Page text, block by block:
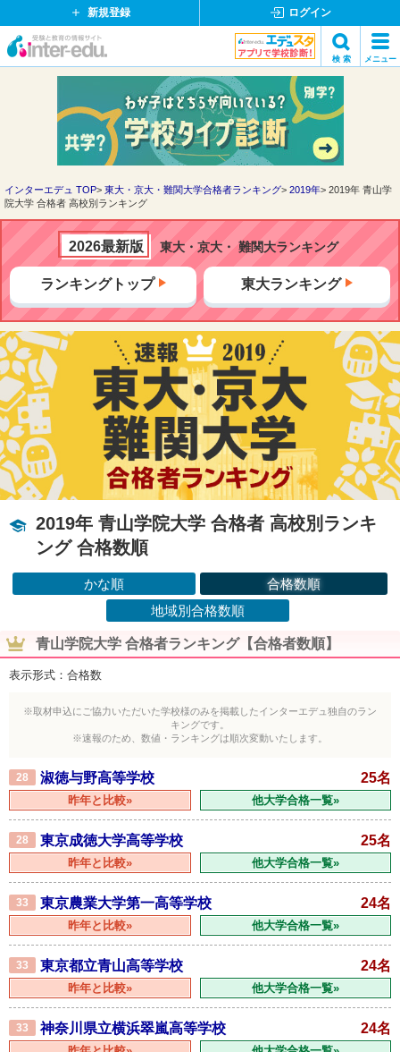
新規登録 ログイン
イ
ド
ッ
ト
検 索 メニュー
検索
インターエデュ TOP 東大・京大・難関大学合格者ランキング 2019年
2019年 青山学
院大学 合格者 高校別ランキング
2026最新版 東大・京大・ 難関大ランキング
ランキングトップ 東大ランキング
2019年 青山学院大学 合格者 高校別ランキ
ング 合格数順
かな順
合格数順
地域別合格数順
青山学院大学 合格者ランキング【合格者数順】
表示形式：合格数
※取材申込にご協力いただいた学校様のみを掲載したインターエデュ独自のラン
キングです。
※速報のため、数値・ランキングは順次変動いたします。
28 淑徳与野高等学校 25名
昨年と比較» 他大学合格一覧»
28 東京成徳大学高等学校 25名
昨年と比較» 他大学合格一覧»
33 東京農業大学第一高等学校 24名
昨年と比較» 他大学合格一覧»
33 東京都立青山高等学校 24名
昨年と比較» 他大学合格一覧»
33 神奈川県立横浜翠嵐高等学校 24名